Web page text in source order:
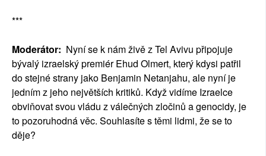
***
Moderátor: Nyní se k nám živě z Tel Avivu připojuje
bývalý izraelský premiér Ehud Olmert, který kdysi patřil
do stejné strany jako Benjamin Netanjahu, ale nyní je
jedním z jeho největších kritiků. Když vidíme Izraelce
obviňovat svou vládu z válečných zločinů a genocidy, je
to pozoruhodná věc. Souhlasíte s těmi lidmi, že se to
děje?